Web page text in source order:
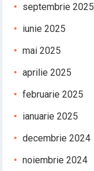
septembrie 2025
iunie 2025
mai 2025
aprilie 2025
februarie 2025
ianuarie 2025
decembrie 2024
noiembrie 2024